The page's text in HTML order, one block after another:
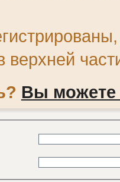
верхней
Вы можете